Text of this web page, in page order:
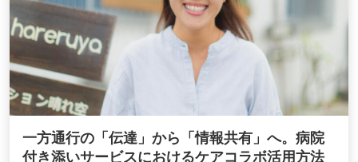
一方通行の「伝達」から「情報共有」へ。病院
付き添いサービスにおけるケアコラボ活用方法